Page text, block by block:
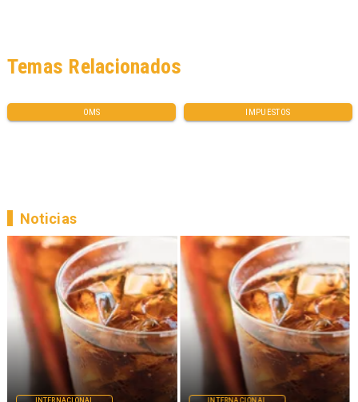
OMS IMPUESTOS
Temas Relacionados
Noticias